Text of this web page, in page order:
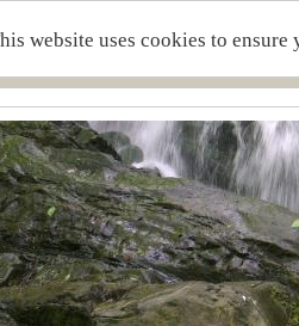
website uses cookies to